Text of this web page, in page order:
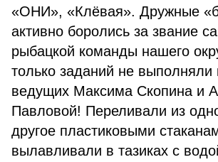
«ОНИ», «Клёвая». Дружные
активно боролись за звание
рыбацкой команды нашего
только заданий не
ведущих Максима Скопина и
Павловой! Переливали из
другое пластиковыми
вылавливали в тазиках с